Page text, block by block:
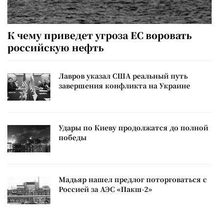
К чему приведет угроза ЕС воровать
российскую нефть
Лавров указал США реальный путь
завершения конфликта на Украине
Удары по Киеву продолжатся до полной
победы
Мадьяр нашел предлог поторговаться с
Россией за АЭС «Пакш-2»